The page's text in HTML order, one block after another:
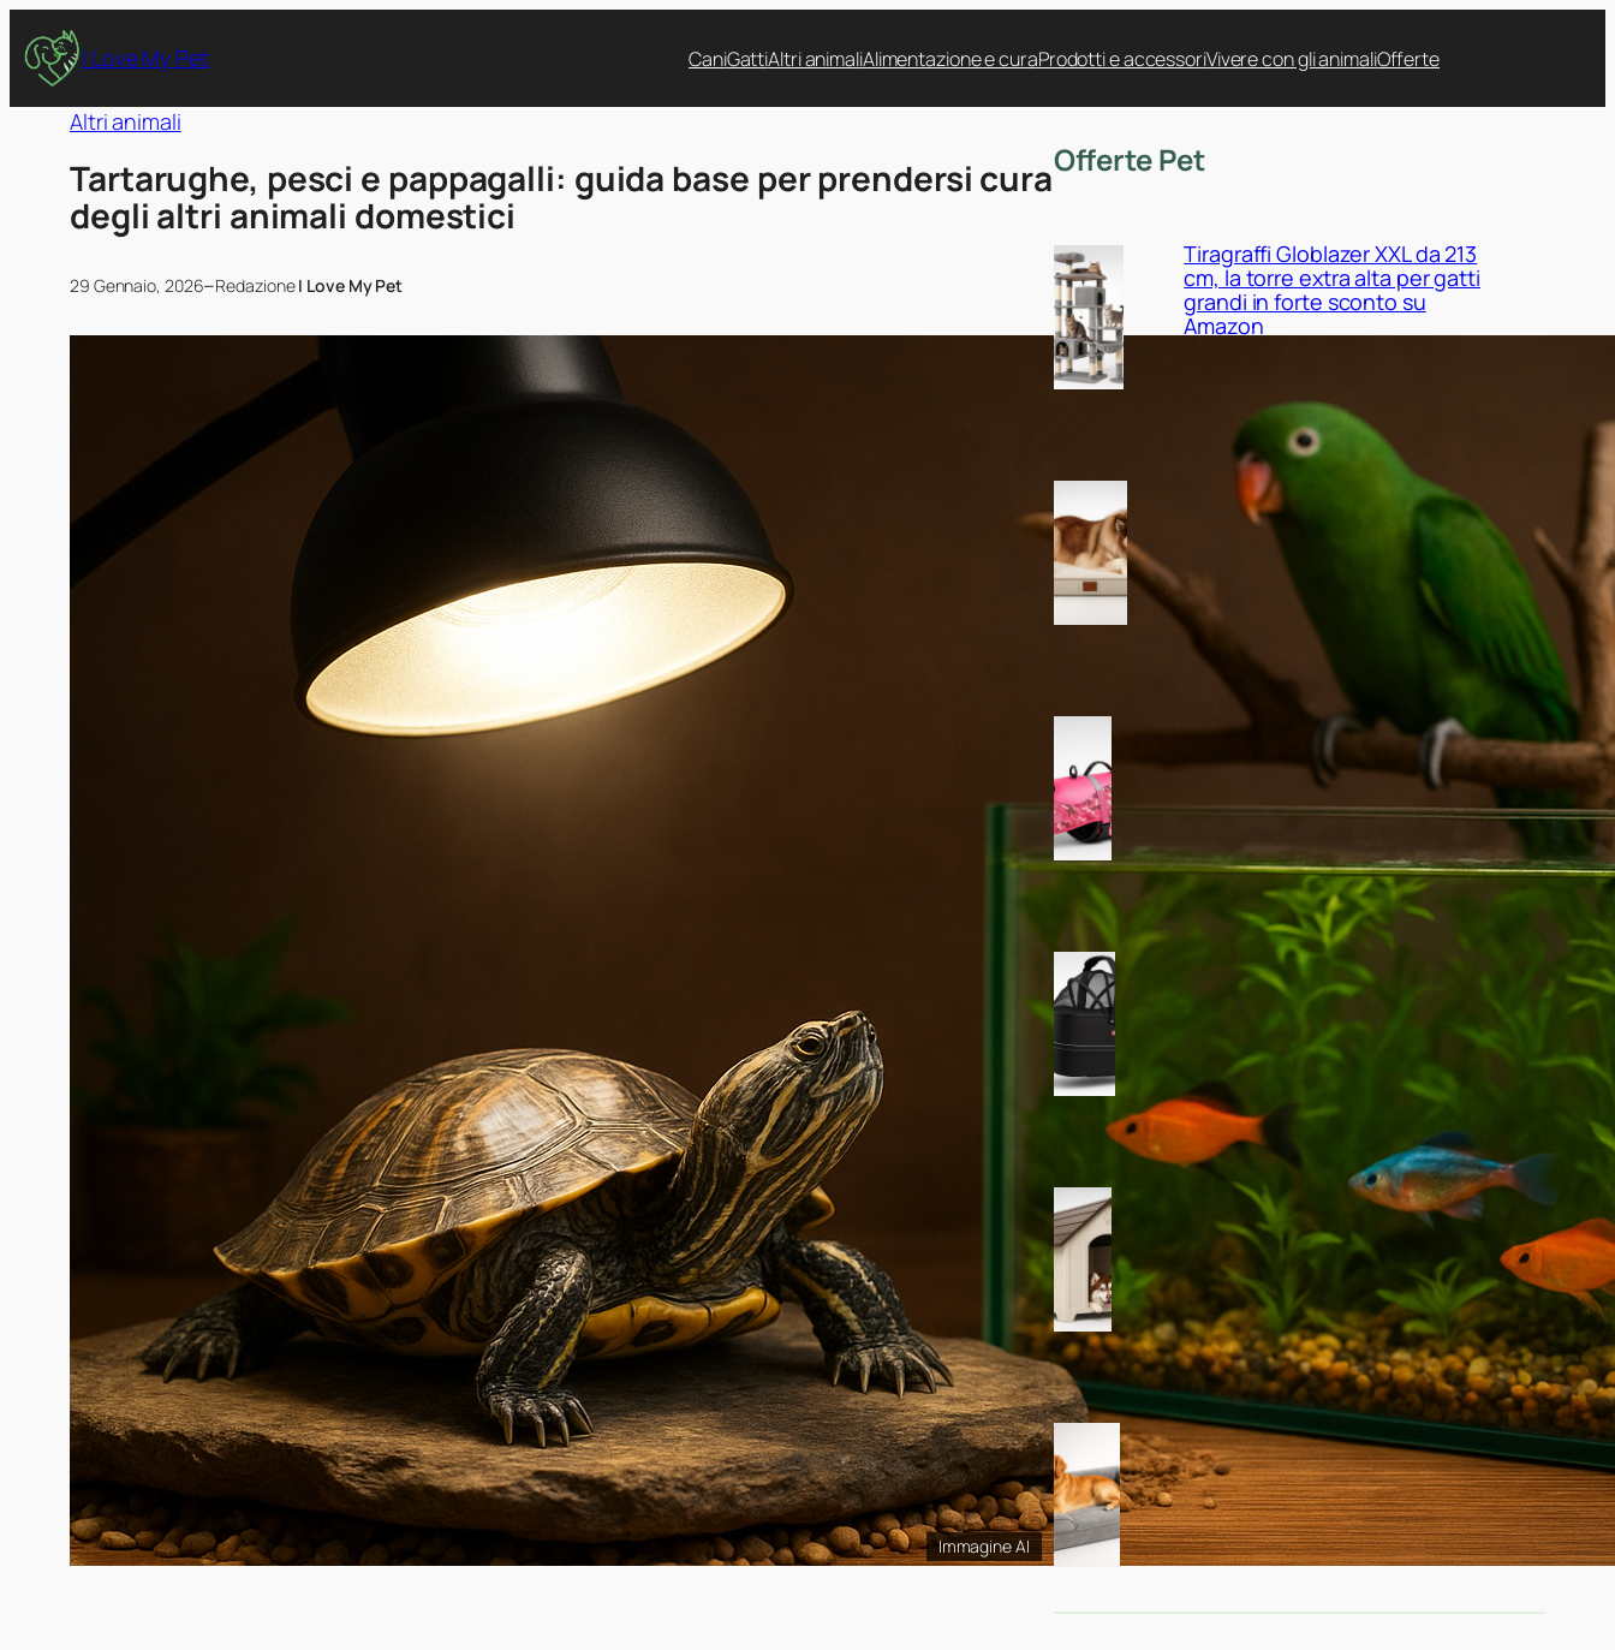
I Love My Pet CaniGattiAltri animaliAlimentazione e curaProdotti e accessoriVivere con gli animaliOfferte
Altri animali
Tartarughe, pesci e pappagalli: guida base per prendersi cura
degli altri animali domestici
29 Gennaio, 2026–RedazioneI Love My Pet
Immagine AI
Offerte Pet
Tiragraffi Globlazer XXL da 213
cm, la torre extra alta per gatti
grandi in forte sconto su
Amazon
Cuccia EHEYCIGA XXL per cani
da interno, il maxi cuscino
ortopedico in promo su
Giubbotto di salvataggio
Queenmore per cani, il modello
rosa mimetico ideale per mare
e piscina in offerta su Amazon
Cestino bici frontale TRIXIE per
cani fino a 6 kg, l’accessorio
per le pedalate in città in super
offerta su Amazon
PawHut cuccia per cani da
esterno taglia grande, la
casetta in plastica
impermeabile ora a prezzo
ribassato su Amazon
Cuccia ortopedica Feandrea
Blomfy per cani: un letto
comodo per sostegno di
schiena e articolazioni